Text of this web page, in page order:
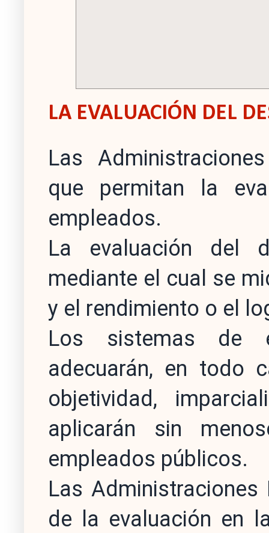
LA EVALUACIÓN DEL
Las
que permitan la
empleados.
La evaluación del
mediante el cual se
y el rendimiento o el
Los sistemas de
adecuarán, en todo
objetividad,
aplicarán sin
empleados públicos.
Las
de la evaluación en